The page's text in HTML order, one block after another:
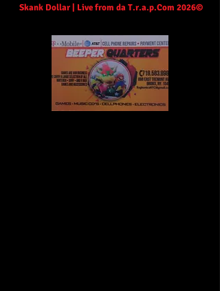
Skank Dollar | Live from da T.r.a.p.Com 2026©